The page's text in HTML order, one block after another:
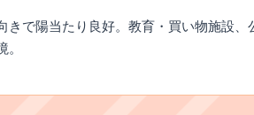
きで陽当たり良好。教育・買い物施設
。